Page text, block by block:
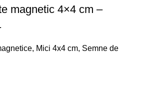
magnetic 4×4 cm –
, Mici 4x4 cm, Semne de